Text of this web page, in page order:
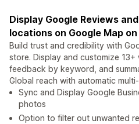
Display Google Reviews
locations on Google Map
Build trust and credibility with
store. Display and customize
feedback by keyword, and
Global reach with automatic
Sync and Display Google
photos
Option to filter out unwanted